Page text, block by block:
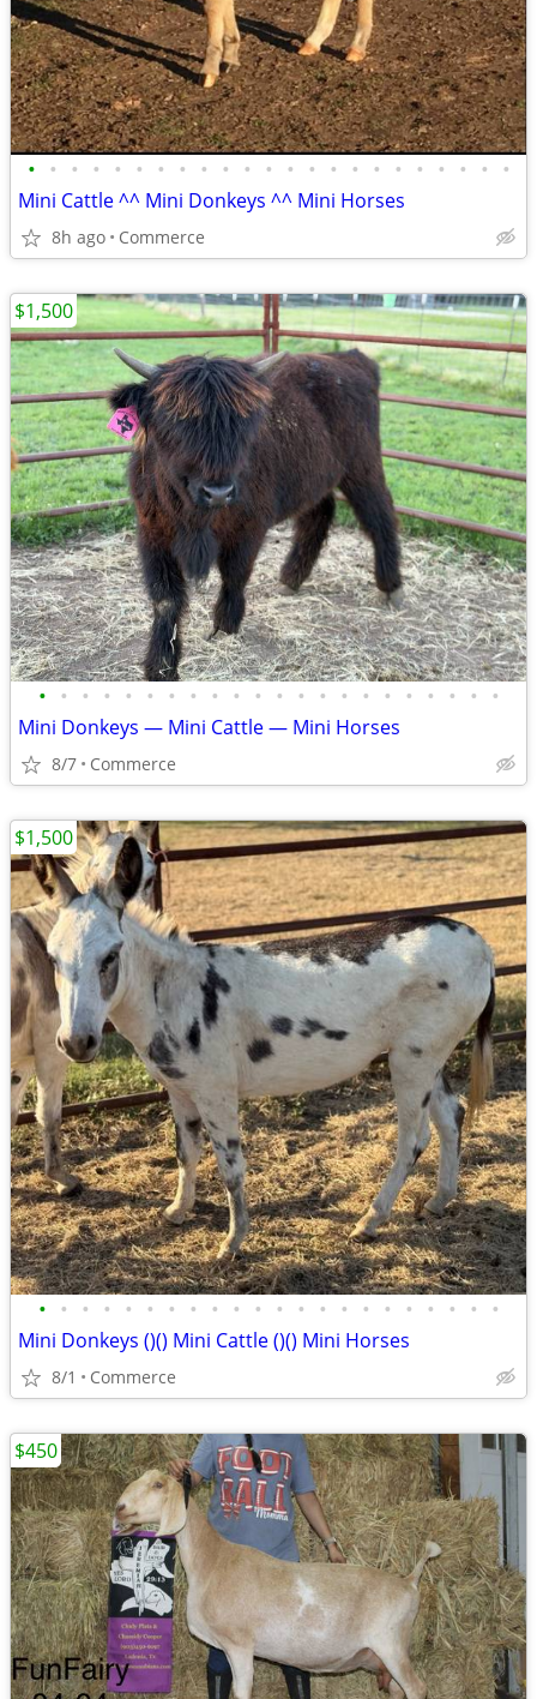
• • • • • • • • • • • • • • • • • • • • • • •
Mini Cattle ^^ Mini Donkeys ^^ Mini Horses
8h ago Commerce
• • • • • • • • • • • • • • • • • • • • • •
Mini Donkeys — Mini Cattle — Mini Horses
8/7 Commerce
$1,500
• • • • • • • • • • • • • • • • • • • • • •
Mini Donkeys ()() Mini Cattle ()() Mini Horses
8/1 Commerce
$1,500
$450